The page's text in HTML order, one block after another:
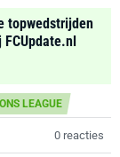
topwedstrijden
LEAGUE
0 reacties